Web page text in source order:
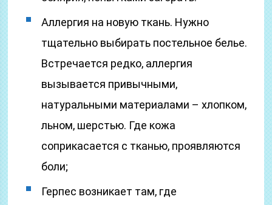
Аллергия на новую ткань. Нужно
тщательно выбирать постельное белье.
Встречается редко, аллергия
вызывается привычными,
натуральными материалами – хлопком,
льном, шерстью. Где кожа
соприкасается с тканью, проявляются
боли;
Герпес возникает там, где